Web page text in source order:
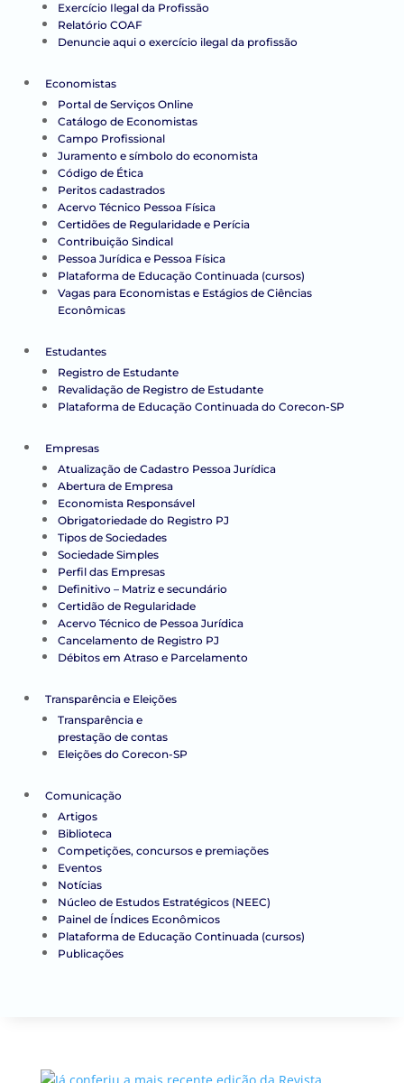
Exercício Ilegal da Profissão
Relatório COAF
Denuncie aqui o exercício ilegal da profissão
Economistas
Portal de Serviços Online
Catálogo de Economistas
Campo Profissional
Juramento e símbolo do economista
Código de Ética
Peritos cadastrados
Acervo Técnico Pessoa Física
Certidões de Regularidade e Perícia
Contribuição Sindical
Pessoa Jurídica e Pessoa Física
Plataforma de Educação Continuada (cursos)
Vagas para Economistas e Estágios de Ciências
Econômicas
Estudantes
Registro de Estudante
Revalidação de Registro de Estudante
Plataforma de Educação Continuada do Corecon-SP
Empresas
Atualização de Cadastro Pessoa Jurídica
Abertura de Empresa
Economista Responsável
Obrigatoriedade do Registro PJ
Tipos de Sociedades
Sociedade Simples
Perfil das Empresas
Definitivo – Matriz e secundário
Certidão de Regularidade
Acervo Técnico de Pessoa Jurídica
Cancelamento de Registro PJ
Débitos em Atraso e Parcelamento
Transparência e Eleições
Transparência e
prestação de contas
Eleições do Corecon-SP
Comunicação
Artigos
Biblioteca
Competições, concursos e premiações
Eventos
Notícias
Núcleo de Estudos Estratégicos (NEEC)
Painel de Índices Econômicos
Plataforma de Educação Continuada (cursos)
Publicações